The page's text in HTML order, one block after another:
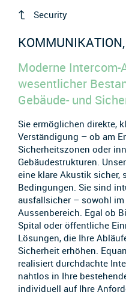
Security
Moderne Intercom-
wesentlicher
Gebäude- und
Sie ermöglichen direkte,
Verständigung – ob am
Sicherheitszonen oder
Gebäudestrukturen.
eine klare Akustik sicher,
Bedingungen. Sie sind
ausfallsicher – sowohl
Aussenbereich. Egal ob
Spital oder öffentliche
Lösungen, die Ihre
Sicherheit erhöhen.
realisiert durchdachte
nahtlos in Ihre
individuell auf Ihre